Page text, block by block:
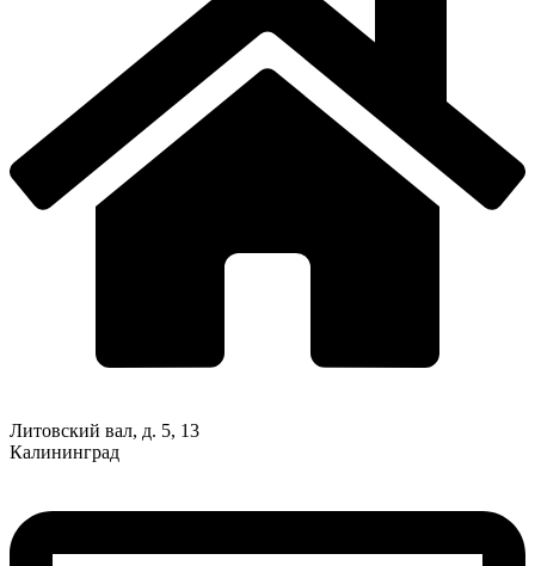
Литовский вал, д. 5, 13
Калининград